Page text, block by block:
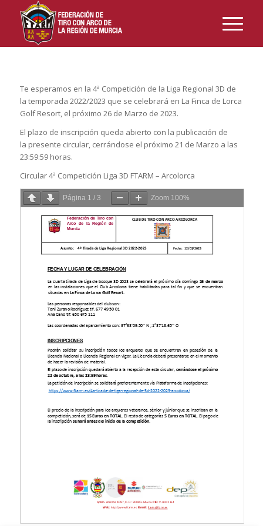
Te esperamos en la 4ª Competición de la Liga Regional 3D de
la temporada 2022/2023 que se celebrará en La Finca de Lorca
Golf Resort, el próximo 26 de Marzo de 2023.
El plazo de inscripción queda abierto con la publicación de
la presente circular, cerrándose el próximo 21 de Marzo a las
23:59:59 horas.
Circular 4ª Competición Liga 3D FTARM – Arcolorca
Página 1 / 3 Zoom 100%